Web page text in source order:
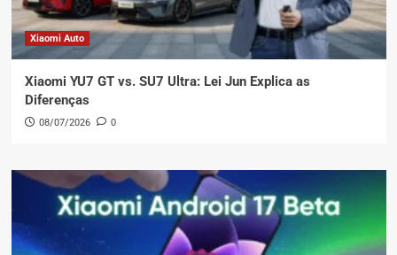
Xiaomi Auto
Xiaomi YU7 GT vs. SU7 Ultra: Lei Jun Explica as
Diferenças
08/07/2026 0